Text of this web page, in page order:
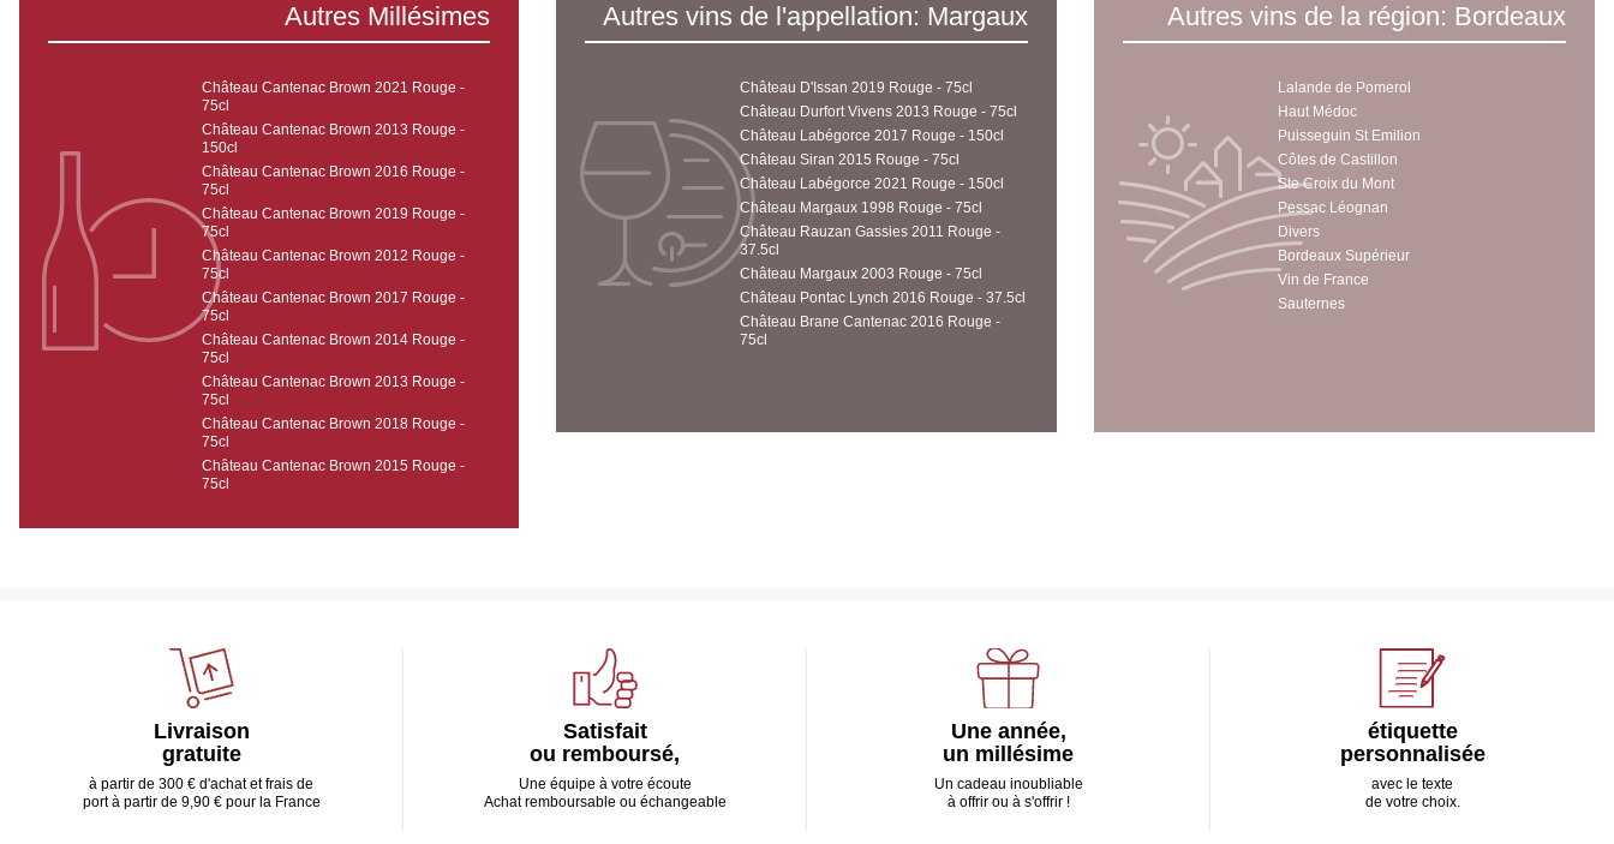
Autres Millésimes
Château Cantenac Brown 2021 Rouge -
75cl
Château Cantenac Brown 2013 Rouge -
150cl
Château Cantenac Brown 2016 Rouge -
75cl
Château Cantenac Brown 2019 Rouge -
75cl
Château Cantenac Brown 2012 Rouge -
75cl
Château Cantenac Brown 2017 Rouge -
75cl
Château Cantenac Brown 2014 Rouge -
75cl
Château Cantenac Brown 2013 Rouge -
75cl
Château Cantenac Brown 2018 Rouge -
75cl
Château Cantenac Brown 2015 Rouge -
75cl
Autres vins de l'appellation: Margaux
Château D'Issan 2019 Rouge - 75cl
Château Durfort Vivens 2013 Rouge - 75cl
Château Labégorce 2017 Rouge - 150cl
Château Siran 2015 Rouge - 75cl
Château Labégorce 2021 Rouge - 150cl
Château Margaux 1998 Rouge - 75cl
Château Rauzan Gassies 2011 Rouge -
37.5cl
Château Margaux 2003 Rouge - 75cl
Château Pontac Lynch 2016 Rouge - 37.5cl
Château Brane Cantenac 2016 Rouge -
75cl
Autres vins de la région: Bordeaux
Lalande de Pomerol
Haut Médoc
Puisseguin St Emilion
Côtes de Castillon
Ste Croix du Mont
Pessac Léognan
Divers
Bordeaux Supérieur
Vin de France
Sauternes
Livraison
gratuite
à partir de 300 € d'achat et frais de
port à partir de 9,90 € pour la France
Satisfait
ou remboursé,
Une équipe à votre écoute
Achat remboursable ou échangeable
Une année,
un millésime
Un cadeau inoubliable
à offrir ou à s'offrir !
étiquette
personnalisée
avec le texte
de votre choix.